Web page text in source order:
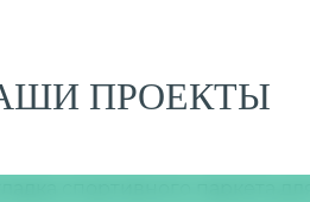
ПРОЕКТЫ